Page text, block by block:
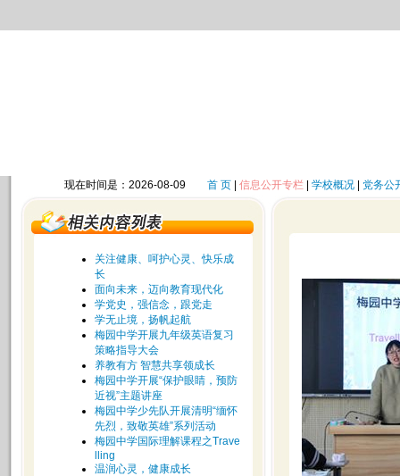
现在时间是：2026-08-09 首 页| 信息公开专栏| 学校概况| 党务公
关注健康、呵护心灵、快乐成
长
面向未来，迈向教育现代化
学党史，强信念，跟党走
学无止境，扬帆起航
梅园中学开展九年级英语复习
策略指导大会
养教有方 智慧共享领成长
梅园中学开展“保护眼睛，预防
近视”主题讲座
梅园中学少先队开展清明“缅怀
先烈，致敬英雄”系列活动
梅园中学国际理解课程之Trave
lling
温润心灵，健康成长